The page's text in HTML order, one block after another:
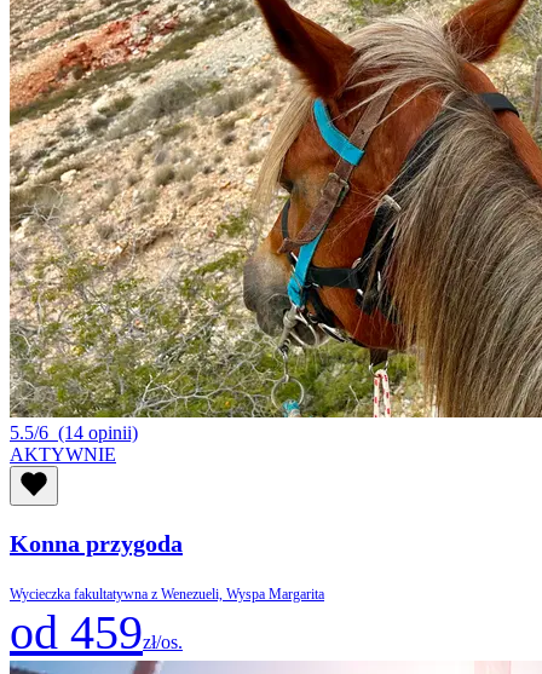
5.5/6 (14 opinii)
AKTYWNIE
Konna przygoda
Wycieczka fakultatywna z Wenezueli, Wyspa Margarita
od 459zł/os.